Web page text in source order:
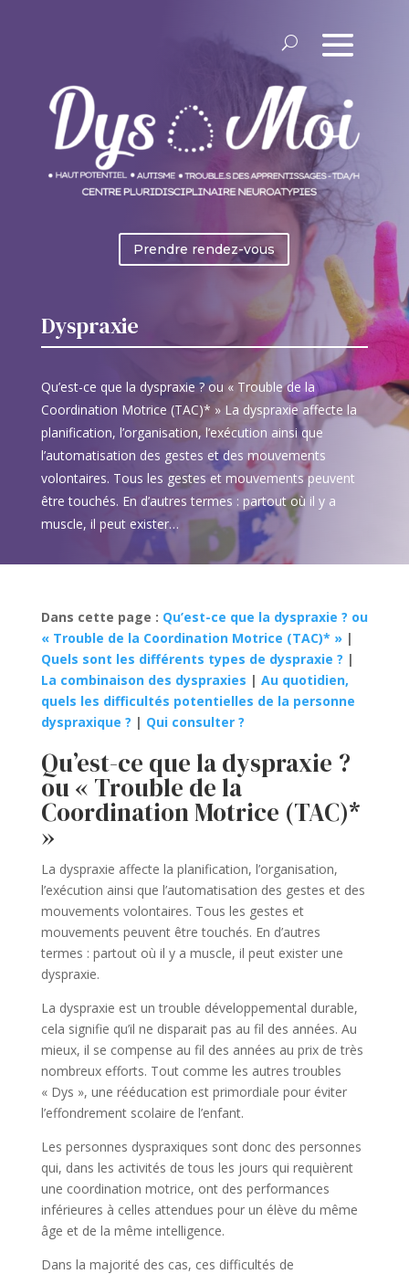
Prendre rendez-vous
Dyspraxie
Qu’est-ce que la dyspraxie ? ou « Trouble de la
Coordination Motrice (TAC)* » La dyspraxie affecte la
planification, l’organisation, l’exécution ainsi que
l’automatisation des gestes et des mouvements
volontaires. Tous les gestes et mouvements peuvent
être touchés. En d’autres termes : partout où il y a
muscle, il peut exister…
Dans cette page : Qu’est-ce que la dyspraxie ? ou
« Trouble de la Coordination Motrice (TAC)* »|
Quels sont les différents types de dyspraxie ? |
La combinaison des dyspraxies | Au quotidien,
quels les difficultés potentielles de la personne
dyspraxique ? | Qui consulter ?
Qu’est-ce que la dyspraxie ?
ou « Trouble de la
Coordination Motrice (TAC)*
»
La dyspraxie affecte la planification, l’organisation,
l’exécution ainsi que l’automatisation des gestes et des
mouvements volontaires. Tous les gestes et
mouvements peuvent être touchés. En d’autres
termes : partout où il y a muscle, il peut exister une
dyspraxie.
La dyspraxie est un trouble développemental durable,
cela signifie qu’il ne disparait pas au fil des années. Au
mieux, il se compense au fil des années au prix de très
nombreux efforts. Tout comme les autres troubles
« Dys », une rééducation est primordiale pour éviter
l’effondrement scolaire de l’enfant.
Les personnes dyspraxiques sont donc des personnes
qui, dans les activités de tous les jours qui requièrent
une coordination motrice, ont des performances
inférieures à celles attendues pour un élève du même
âge et de la même intelligence.
Dans la majorité des cas, ces difficultés de